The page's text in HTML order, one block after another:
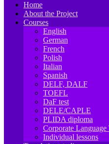
Home
About the Project
Courses
English
German
French
Polish
Italian
Spanish
DELF, DALF
TOEFL
DaF test
DELE/CAPLE
PLIDA diploma
Corporate
Individual lessons